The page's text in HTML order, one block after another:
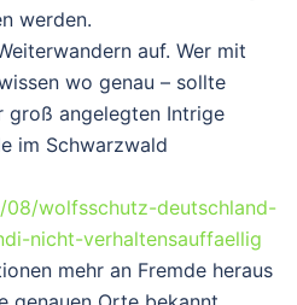
werden.
auf. Wer mit
wo genau – sollte
groß angelegten Intrige
im Schwarzwald
wolfsschutz-deutschland-
nicht-verhaltensauffaellig
mehr an Fremde heraus